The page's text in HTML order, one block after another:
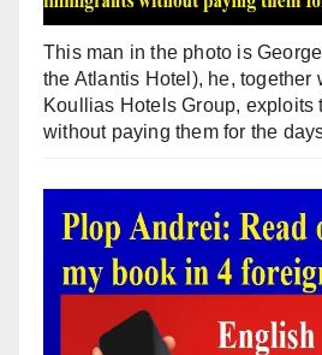
This man in the photo is
the Atlantis Hotel), he, together
Koullias Hotels Group, exploits
without paying them for the